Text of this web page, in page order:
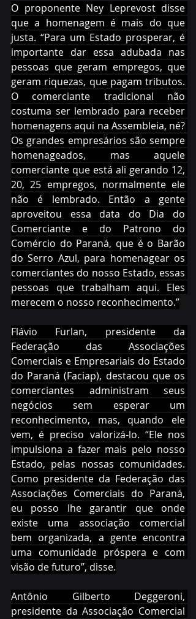
O proponente Ney Leprevost disse
que a homenagem é mais do que
justa. “Para um Estado prosperar, é
importante dar essa adubada nas
pessoas que geram empregos, que
geram riquezas, que pagam tributos.
O comerciante tradicional não
costuma ser lembrado para receber
homenagens aqui na Assembleia, né?
Os grandes empresários são sempre
homenageados, mas aquele
comerciante que está ali gerando 12,
20, 25 empregos, normalmente ele
não é lembrado. Então a gente
aproveitou essa data do Dia do
Comerciante e do Patrono do
Comércio do Paraná, que é o Barão
do Serro Azul, para homenagear os
comerciantes do nosso Estado, essas
pessoas que trabalham aqui. Eles
merecem o nosso reconhecimento.”
Flávio Furlan, presidente da
Federação das Associações
Comerciais e Empresariais do Estado
do Paraná (Faciap), destacou que os
comerciantes administram seus
negócios sem esperar um
reconhecimento, mas, quando ele
vem, é preciso valorizá-lo. “Ele nos
impulsiona a fazer mais pelo nosso
Estado, pelas nossas comunidades.
Como presidente da Federação das
Associações Comerciais do Paraná,
eu posso lhe garantir que onde
existe uma associação comercial
bem organizada, a gente encontra
uma comunidade próspera e com
visão de futuro”, disse.
Antônio Gilberto Deggeroni,
presidente da Associação Comercial